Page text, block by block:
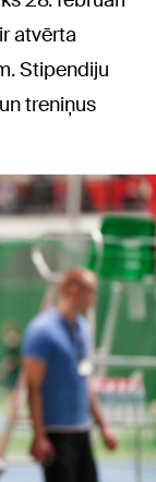
atvērta
Stipendiju
treniņus